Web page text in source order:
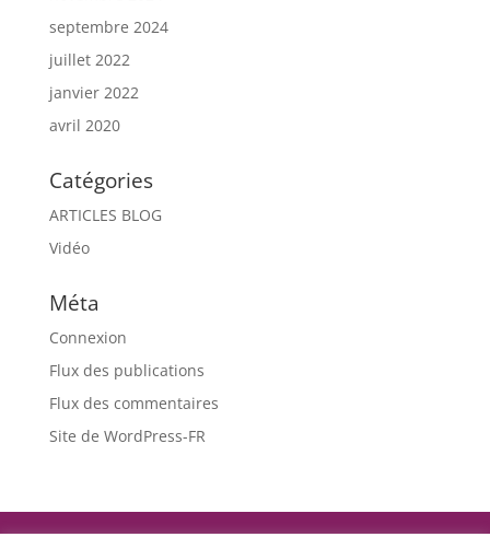
septembre 2024
juillet 2022
janvier 2022
avril 2020
Catégories
ARTICLES BLOG
Vidéo
Méta
Connexion
Flux des publications
Flux des commentaires
Site de WordPress-FR